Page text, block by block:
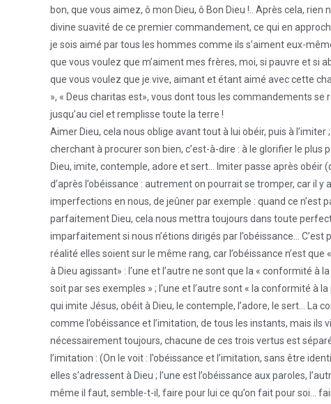
bon, que vous aimez, ô mon Dieu, ô Bon Dieu !.. Après cela,
divine suavité de ce premier commandement, ce qui en
je sois aimé par tous les hommes comme ils s’aiment eux-
que vous voulez que m’aiment mes frères, moi, si pauvre et si
que vous voulez que je vive, aimant et étant aimé avec cette
», « Deus charitas est», vous dont tous les commandements se
jusqu’au ciel et remplisse toute la terre !
Aimer Dieu, cela nous oblige avant tout à lui obéir, puis à
cherchant à procurer son bien, c’est-à-dire : à le glorifier le
Dieu, imite, contemple, adore et sert… Imiter passe après
d’après l’obéissance : autrement on pourrait se tromper, car il
imperfections en nous, de jeûner par exemple : quand ce n’est
parfaitement Dieu, cela nous mettra toujours dans toute
imparfaitement si nous n’étions dirigés par l’obéissance… C’est
réalité elles soient sur le même rang, car l’obéissance n’est
à Dieu agissant» : l’une et l’autre ne sont que la « conformité
soit par ses exemples » ; l’une et l’autre sont « la conformité à
qui imite Jésus, obéit à Dieu, le contemple, l’adore, le sert… La
comme l’obéissance et l’imitation, de tous les instants, mais ils
nécessairement toujours, chacune de ces trois vertus est
l’imitation : (On le voit : l’obéissance et l’imitation, sans être
elles s’adressent à Dieu ; l’une est l’obéissance aux paroles,
même il faut, semble-t-il, faire pour lui ce qu’on fait pour soi…